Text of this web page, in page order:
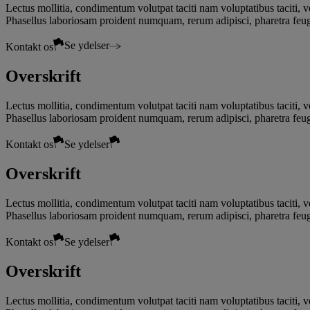
Lectus mollitia, condimentum volutpat taciti nam voluptatibus taciti,
Phasellus laboriosam proident numquam, rerum adipisci, pharetra
Kontakt os Se ydelser
Overskrift
Lectus mollitia, condimentum volutpat taciti nam voluptatibus taciti,
Phasellus laboriosam proident numquam, rerum adipisci, pharetra
Kontakt os Se ydelser
Overskrift
Lectus mollitia, condimentum volutpat taciti nam voluptatibus taciti,
Phasellus laboriosam proident numquam, rerum adipisci, pharetra
Kontakt os Se ydelser
Overskrift
Lectus mollitia, condimentum volutpat taciti nam voluptatibus taciti,